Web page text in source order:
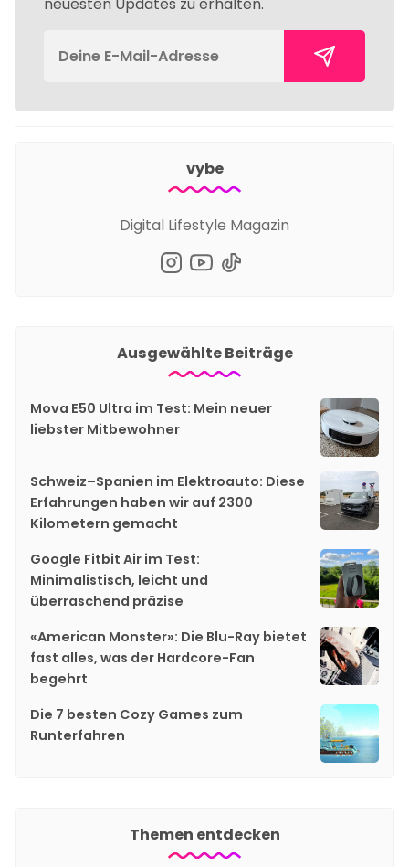
vybe
Digital Lifestyle Magazin
Ausgewählte Beiträge
Mova E50 Ultra im Test: Mein neuer
liebster Mitbewohner
Schweiz–Spanien im Elektroauto: Diese
Erfahrungen haben wir auf 2300
Kilometern gemacht
Google Fitbit Air im Test:
Minimalistisch, leicht und
überraschend präzise
«American Monster»: Die Blu-Ray bietet
fast alles, was der Hardcore-Fan
begehrt
Die 7 besten Cozy Games zum
Runterfahren
Themen entdecken